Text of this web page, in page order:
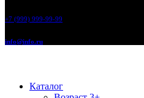
+7 (999) 999-99-99
info@info.ru
Каталог